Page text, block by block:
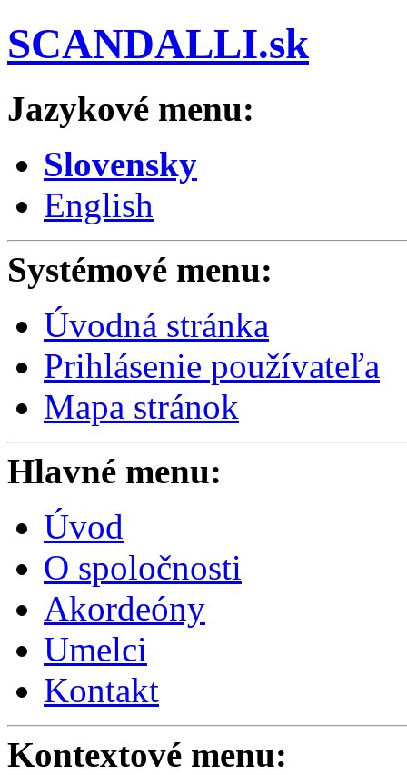
SCANDALLI.sk
Jazykové menu:
Slovensky
English
Systémové menu:
Úvodná stránka
Prihlásenie používateľa
Mapa stránok
Hlavné menu:
Úvod
O spoločnosti
Akordeóny
Umelci
Kontakt
Kontextové menu: